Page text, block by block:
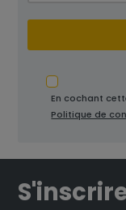
En cochant
Politique de